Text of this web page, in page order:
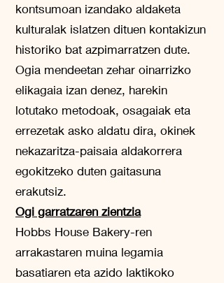
kontsumoan izandako aldaketa
kulturalak islatzen dituen kontakizun
historiko bat azpimarratzen dute.
Ogia mendeetan zehar oinarrizko
elikagaia izan denez, harekin
lotutako metodoak, osagaiak eta
errezetak asko aldatu dira, okinek
nekazaritza-paisaia aldakorrera
egokitzeko duten gaitasuna
erakutsiz.
Ogi garratzaren zientzia
Hobbs House Bakery-ren
arrakastaren muina legamia
basatiaren eta azido laktikoko